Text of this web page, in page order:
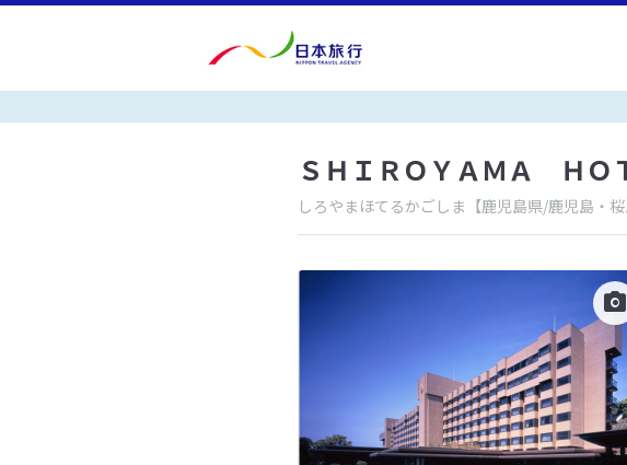
ＳＨＩＲＯＹＡＭＡ ＨＯ
しろやまほてるかごしま 【鹿児島県/鹿児島・